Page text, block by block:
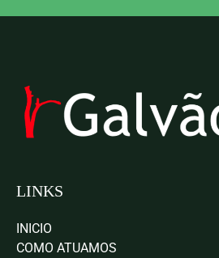
LINKS
INICIO
COMO ATUAMOS